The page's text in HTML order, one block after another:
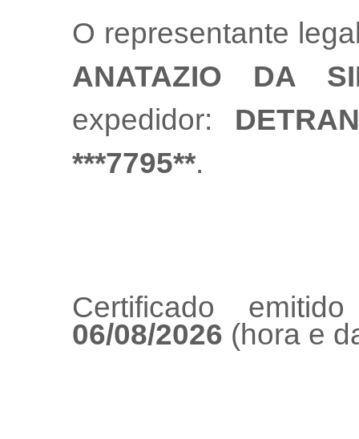
O representante
ANATAZIO DA
expedidor:
***7795**.
Certificado
06/08/2026 (hora e